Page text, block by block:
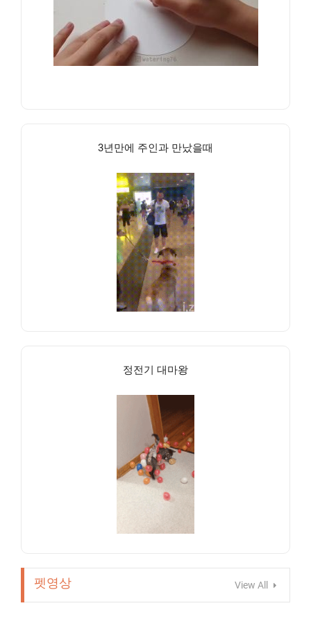
3년만에 주인과 만났을때
정전기 대마왕
펫영상 View All